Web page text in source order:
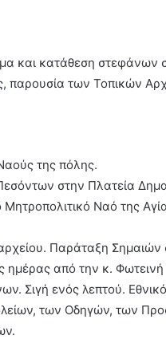
και κατάθεση
παρουσία των Τοπικών
της πόλης.
στην Πλατεία
Ναό της
Παράταξη
από την κ. Φωτεινή
Σιγή ενός λεπτού.
των Οδηγών, των